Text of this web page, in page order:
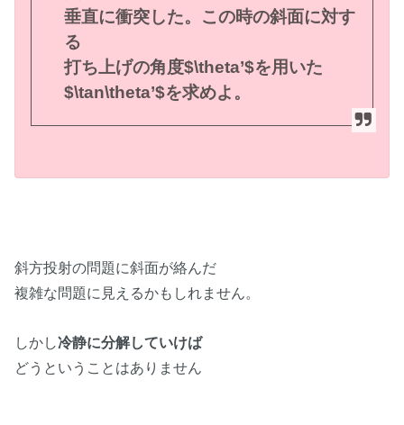
垂直に衝突した。
この時の斜面に対す
る
打ち上げの角度$\theta’$を用いた
$\tan\theta’$を求めよ。
斜方投射の問題に斜面が絡んだ
複雑な問題に見えるかもしれません。
しかし冷静に分解していけば
どうということはありません